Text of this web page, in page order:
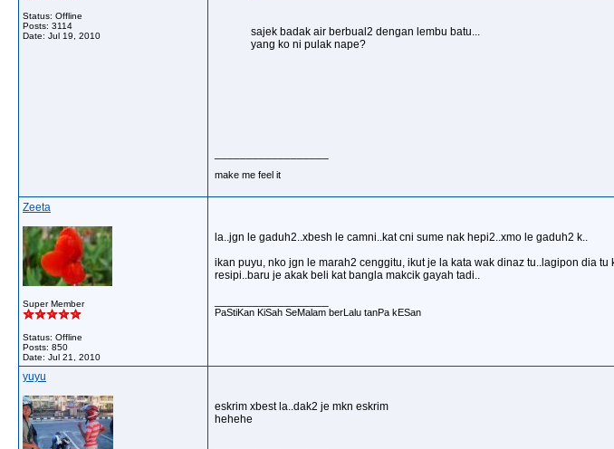
Status: Offline
Posts: 3114
Date: Jul 19, 2010
sajek badak air berbual2 dengan lembu batu...
yang ko ni pulak nape?
make me feel it
Zeeta
Super Member
Status: Offline
Posts: 850
Date: Jul 21, 2010
la..jgn le gaduh2..xbesh le camni..kat cni sume nak hepi2..xmo le gaduh2 k..
ikan puyu, nko jgn le marah2 cenggitu, ikut je la kata wak dinaz tu..lagipon dia
resipi..baru je akak beli kat bangla makcik gayah tadi..
PaStiKan KiSah SeMalam berLalu tanPa kESan
yuyu
eskrim xbest la..dak2 je mkn eskrim
hehehe